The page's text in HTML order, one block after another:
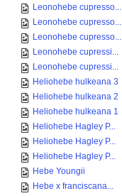
Leonohebe cupresso...
Leonohebe cupresso...
Leonohebe cupresso...
Leonohebe cupressi...
Leonohebe cupressi...
Heliohebe hulkeana 3
Heliohebe hulkeana 2
Heliohebe hulkeana 1
Heliohebe Hagley P...
Heliohebe Hagley P...
Heliohebe Hagley P...
Hebe Youngii
Hebe x franciscana...